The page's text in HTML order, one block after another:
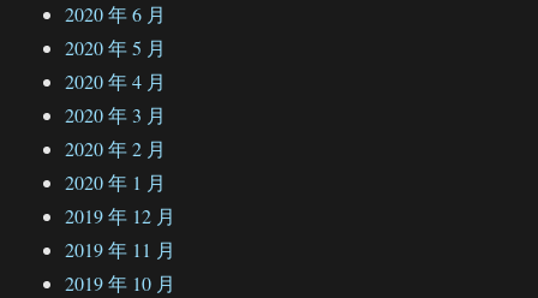
2020 年 6 月
2020 年 5 月
2020 年 4 月
2020 年 3 月
2020 年 2 月
2020 年 1 月
2019 年 12 月
2019 年 11 月
2019 年 10 月